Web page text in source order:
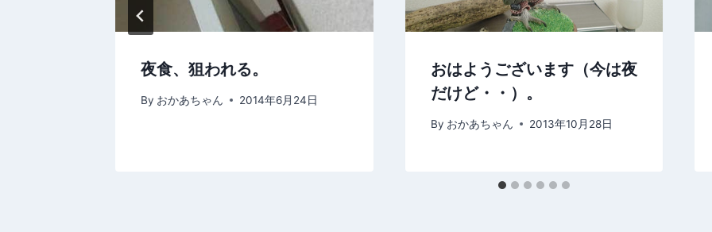
夜食、狙われる。
By おかあちゃん 2014年6月24日
おはようございます（今は夜
だけど・・）。
By おかあちゃん 2013年10月28日